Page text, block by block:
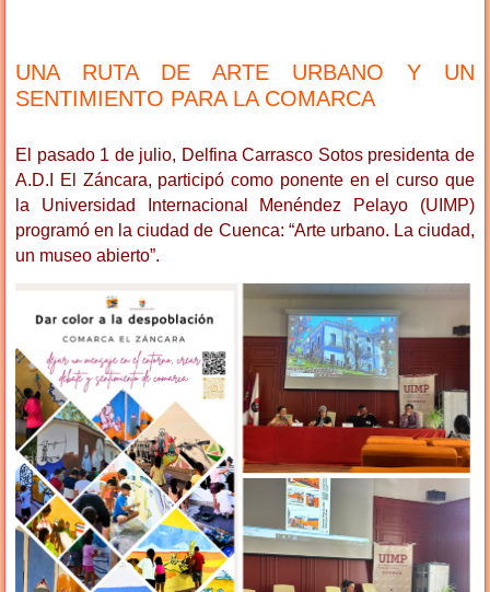
UNA RUTA DE ARTE URBANO Y UN
SENTIMIENTO PARA LA COMARCA
El pasado 1 de julio, Delfina Carrasco Sotos presidenta de
A.D.I El Záncara, participó como ponente en el curso que
la Universidad Internacional Menéndez Pelayo (UIMP)
programó en la ciudad de Cuenca: “Arte urbano. La ciudad,
un museo abierto”.